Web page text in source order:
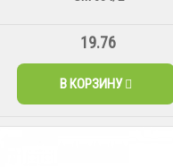
19.76
В КОРЗИНУ